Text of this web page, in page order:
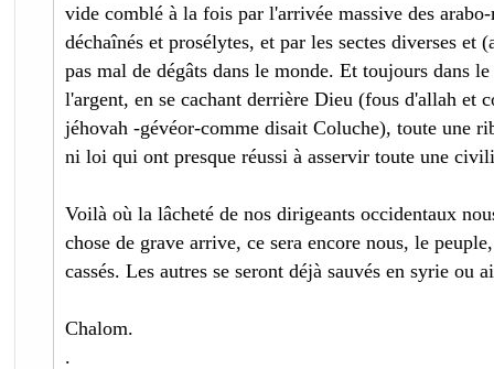
vide comblé à la fois par l'arrivée massive des
déchaînés et prosélytes, et par les sectes diverses et
pas mal de dégâts dans le monde. Et toujours dans
l'argent, en se cachant derrière Dieu (fous d'allah et
jéhovah -gévéor-comme disait Coluche), toute une
ni loi qui ont presque réussi à asservir toute une
Voilà où la lâcheté de nos dirigeants occidentaux
chose de grave arrive, ce sera encore nous, le
cassés. Les autres se seront déjà sauvés en syrie ou
Chalom.
.